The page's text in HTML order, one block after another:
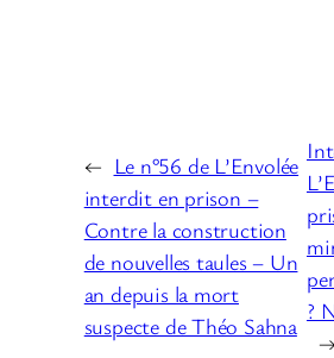
← Le n°56 de L’Envolée
interdit en prison –
Contre la construction
de nouvelles taules – Un
an depuis la mort
suspecte de Théo Sahna
?
→